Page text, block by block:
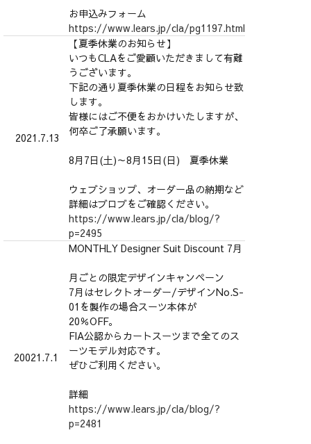
お申込みフォーム
https://www.lears.jp/cla/pg1197.html
2021.7.13
【夏季休業のお知らせ】
いつもCLAをご愛顧いただきまして有難
うございます。
下記の通り夏季休業の日程をお知らせ致
します。
皆様にはご不便をおかけいたしますが、
何卒ご了承願います。
8月7日(土)～8月15日(日) 夏季休業
ウェブショップ、オーダー品の納期など
詳細はブロブをご確認ください。
https://www.lears.jp/cla/blog/?
p=2495
20021.7.1
MONTHLY Designer Suit Discount 7月
月ごとの限定デザインキャンペーン
7月はセレクトオーダー/デザインNo.S-
01を製作の場合スーツ本体が
20％OFF。
FIA公認からカートスーツまで全てのス
ーツモデル対応です。
ぜひご利用ください。
詳細
https://www.lears.jp/cla/blog/?
p=2481